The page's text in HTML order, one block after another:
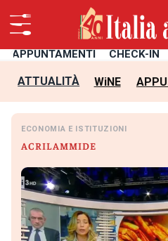
APPUNTAMENTI CHECK-IN
ATTUALITÀ WiNE
ECONOMIA E ISTITUZIONI
ACRILAMMIDE